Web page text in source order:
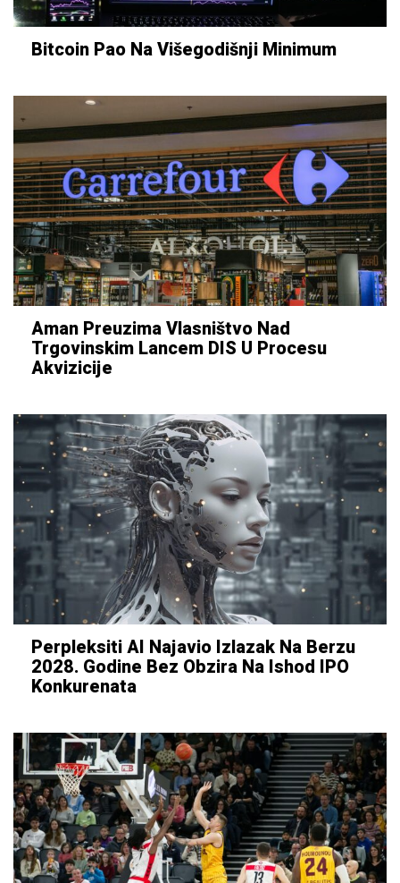
Bitcoin Pao Na Višegodišnji Minimum
Aman Preuzima Vlasništvo Nad
Trgovinskim Lancem DIS U Procesu
Akvizicije
Perpleksiti AI Najavio Izlazak Na Berzu
2028. Godine Bez Obzira Na Ishod IPO
Konkurenata